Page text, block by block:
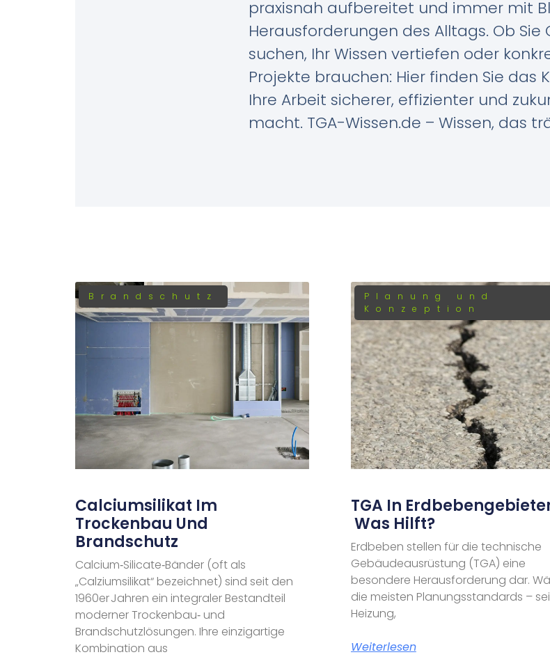
praxisnah aufbereitet und immer mit
Herausforderungen des Alltags. Ob Sie
suchen, Ihr Wissen vertiefen oder
Projekte brauchen: Hier finden Sie das
Ihre Arbeit sicherer, effizienter und
macht. TGA-Wissen.de – Wissen, das
Brandschutz
Calciumsilikat Im
Trockenbau Und
Brandschutz
Calcium‑Silicate‑Bänder (oft als
„Calziumsilikat“ bezeichnet) sind seit den
1960er Jahren ein integraler Bestandteil
moderner Trockenbau‑ und
Brandschutzlösungen. Ihre einzigartige
Kombination aus
Planung und
Konzeption
TGA In
Was Hilft?
Erdbeben stellen für die technische
Gebäudeausrüstung (TGA) eine
besondere Herausforderung dar.
die meisten Planungsstandards –
Heizung,
Weiterlesen